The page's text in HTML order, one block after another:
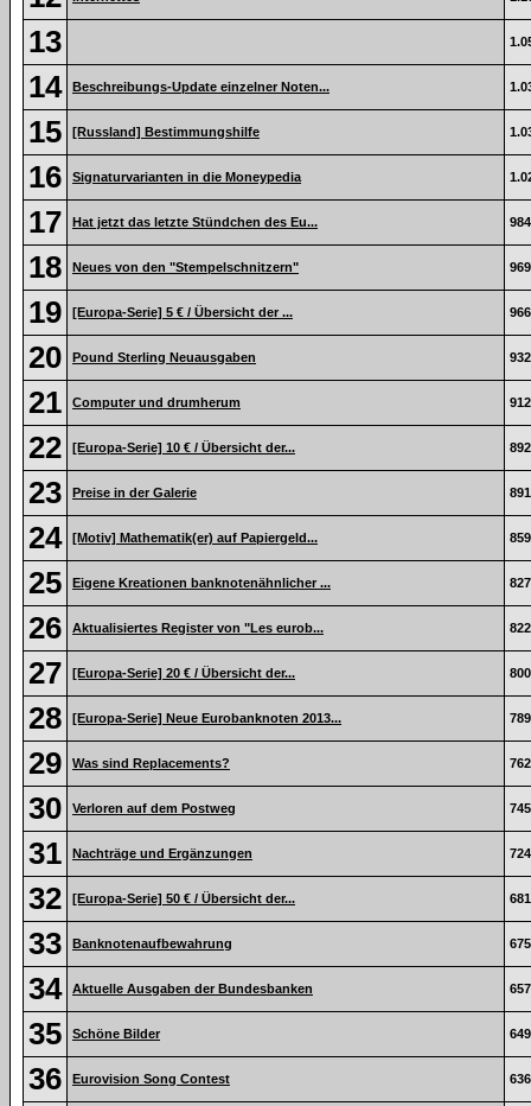
13
14 Beschreibungs-Update einzelner Noten...
15 [Russland] Bestimmungshilfe
16 Signaturvarianten in die Moneypedia
17 Hat jetzt das letzte Stündchen des Eu... 984
18 Neues von den "Stempelschnitzern" 969
19 [Europa-Serie] 5 € / Übersicht der ... 966
20 Pound Sterling Neuausgaben 932
21 Computer und drumherum 912
22 [Europa-Serie] 10 € / Übersicht der... 892
23 Preise in der Galerie 891
24 [Motiv] Mathematik(er) auf Papiergeld... 859
25 Eigene Kreationen banknotenähnlicher ... 827
26 Aktualisiertes Register von "Les eurob... 822
27 [Europa-Serie] 20 € / Übersicht der... 800
28 [Europa-Serie] Neue Eurobanknoten 2013... 789
29 Was sind Replacements? 762
30 Verloren auf dem Postweg 745
31 Nachträge und Ergänzungen 724
32 [Europa-Serie] 50 € / Übersicht der... 681
33 Banknotenaufbewahrung 675
34 Aktuelle Ausgaben der Bundesbanken 657
35 Schöne Bilder 649
36 Eurovision Song Contest 636